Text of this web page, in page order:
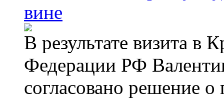
вине
В результате визита в
Федерации РФ
согласовано решение